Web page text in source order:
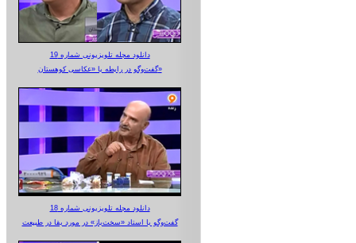
دانلود مجله تلویزیونی شماره 19
گفت‌وگو در رابطه با «عکاسی کوهستان»
دانلود مجله تلویزیونی شماره 18
گفت‌وگو با استاد «سخت‌باز» در مورد بقا در طبیعت